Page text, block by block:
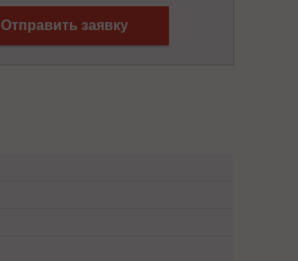
Отправить заявку